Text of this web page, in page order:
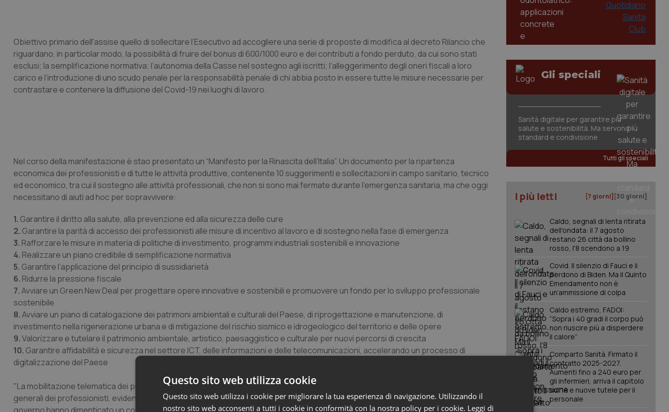
Obiettivo primario dell'assise quello di sollecitare l’Esecutivo ad accogliere una serie di proposte di modifica al decreto Rilancio che
riguardano, in particolar modo, la possibilità di fruire del bonus di 600/1000 euro e dei contributi a fondo perduto, da cui sono stati
esclusi; la semplificazione normativa; l’autonomia della Casse nel sostegno agli iscritti; l’alleggerimento degli oneri fiscali a loro
carico e l’introduzione di uno scudo penale per la responsabilità penale di chi abbia posto in essere tutte le misure necessarie per
contrastare e contenere la diffusione del Covid-19 nei luoghi di lavoro.
Nel corso della manifestazione è stao presentato un “Manifesto per la Rinascita dell’Italia”. Un documento per la ripartenza
economica dei professionisti e di tutte le attività produttive, contenente 10 suggerimenti e sollecitazioni in campo sanitario, tecnico
ed economico, tra cui il sostegno alle attività professionali, che non si sono mai fermate durante l’emergenza sanitaria, ma che oggi
necessitano di aiuti ad hoc per sopravvivere:
1. Garantire il diritto alla salute, alla prevenzione ed alla sicurezza delle cure
2. Garantire la parità di accesso dei professionisti alle misure di incentivo al lavoro e di sostegno nella fase di emergenza
3. Rafforzare le misure in materia di politiche di investimento, programmi industriali sostenibili e innovazione
4. Realizzare un piano credibile di semplificazione normativa
5. Garantire l’applicazione del principio di sussidiarietà
6. Ridurre la pressione fiscale
7.Avviare un Green New Deal per progettare opere innovative e sostenibili e promuovere un fondo per lo sviluppo professionale
sostenibile
8.Avviare un piano di catalogazione dei patrimoni ambientali e culturali del Paese, di riprogettazione e manutenzione, di
investimento nella rigenerazione urbana e di mitigazione del rischio sismico e idrogeologico del territorio e delle opere
9.Valorizzare e tutelare il patrimonio ambientale, artistico, paesaggistico e culturale per nuovi percorsi di crescita
10. Garantire affidabilità e sicurezza nel settore ICT, delle informazioni e delle telecomunicazioni, accelerando un processo di
digitalizzazione del Paese
"La mobilitazione telematica dei professionisti e le parole della presidente del CupMarina Calderone
generali dei professionisti, evidenziano il disagio inaccettabile che la categoria si trova a soffrire. Le politiche economiche del
Gli speciali
Sanità digitale per garantire più
salute e sostenibilità. Ma servono
standard e condivisione
Tutti gli speciali
I più letti [7 giorni] [30 giorni]
Caldo, segnali di lenta ritirata
dell'ondata: il 7 agosto
restano 26 città da bollino
rosso, l'8 scendono a 19
Covid. Il silenzio di Fauci e il
perdono di Biden. Ma il Quinto
Emendamento non è
un’ammissione di colpa
Caldo estremo, FADOI:
“Sopra i 40 gradi il corpo può
non riuscire più a disperdere
il calore”
Comparto Sanità. Firmato il
contratto 2025-2027.
Aumenti fino a 240 euro per
gli infermieri, arriva il capitolo
sull'IA e nuove tutele per il
personale
Questo sito web utilizza cookie
Questo sito web utilizza i cookie per migliorare la tua esperienza di navigazione. Utilizzando il
nostro sito web acconsenti a tutti i cookie in conformità con la nostra policy per i cookie. Leggi di